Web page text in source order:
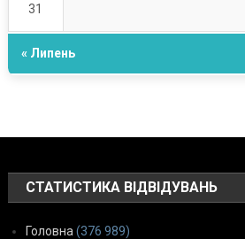
31
« Липень
СТАТИСТИКА ВІДВІДУВАНЬ
Головна (376 989)